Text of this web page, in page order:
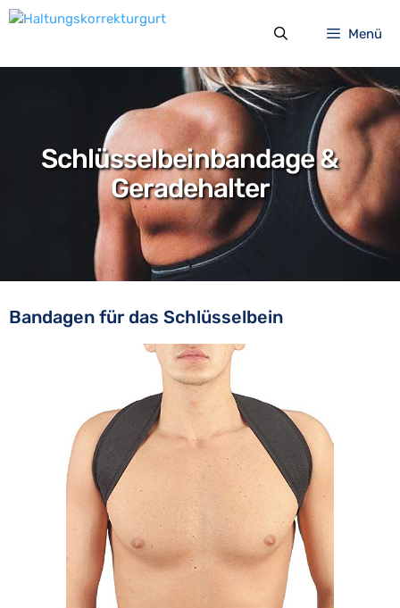
Zum
Menü
Schlüsselbeinbandage &
Geradehalter
Bandagen für das Schlüsselbein